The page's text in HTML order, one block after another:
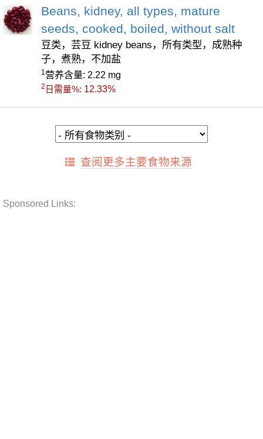
Beans, kidney, all types, mature
seeds, cooked, boiled, without salt
豆类，芸豆 kidney beans，所有类型，成熟种
子，煮熟，不加盐
1营养含量: 2.22 mg
2 日需量%: 12.33%
查阅更多主要食物来源
Sponsored Links: